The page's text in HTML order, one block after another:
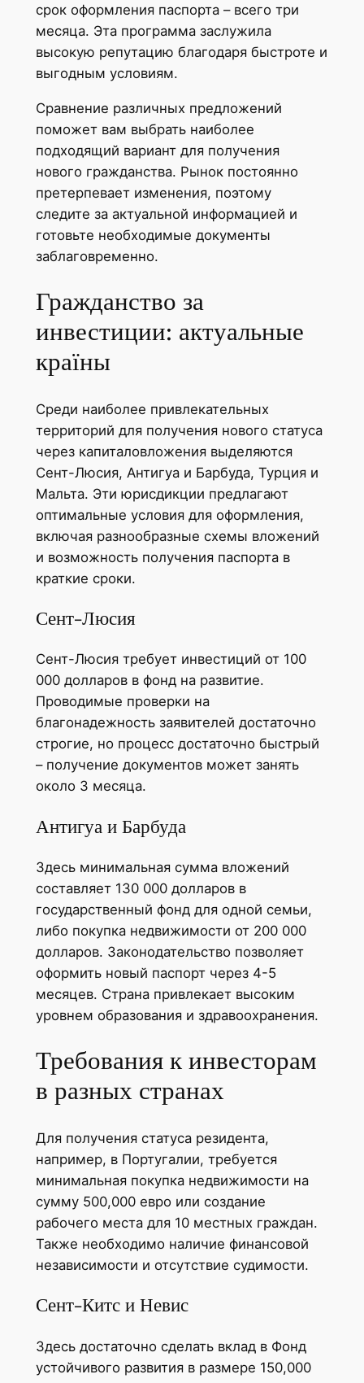
срок оформления паспорта – всего три
месяца. Эта программа заслужила
высокую репутацию благодаря быстроте и
выгодным условиям.
Сравнение различных предложений
поможет вам выбрать наиболее
подходящий вариант для получения
нового гражданства. Рынок постоянно
претерпевает изменения, поэтому
следите за актуальной информацией и
готовьте необходимые документы
заблаговременно.
Гражданство за
инвестиции: актуальные
країны
Среди наиболее привлекательных
территорий для получения нового статуса
через капиталовложения выделяются
Сент-Люсия, Антигуа и Барбуда, Турция и
Мальта. Эти юрисдикции предлагают
оптимальные условия для оформления,
включая разнообразные схемы вложений
и возможность получения паспорта в
краткие сроки.
Сент-Люсия
Сент-Люсия требует инвестиций от 100
000 долларов в фонд на развитие.
Проводимые проверки на
благонадежность заявителей достаточно
строгие, но процесс достаточно быстрый
– получение документов может занять
около 3 месяца.
Антигуа и Барбуда
Здесь минимальная сумма вложений
составляет 130 000 долларов в
государственный фонд для одной семьи,
либо покупка недвижимости от 200 000
долларов. Законодательство позволяет
оформить новый паспорт через 4-5
месяцев. Страна привлекает высоким
уровнем образования и здравоохранения.
Требования к инвесторам
в разных странах
Для получения статуса резидента,
например, в Португалии, требуется
минимальная покупка недвижимости на
сумму 500,000 евро или создание
рабочего места для 10 местных граждан.
Также необходимо наличие финансовой
независимости и отсутствие судимости.
Сент-Китс и Невис
Здесь достаточно сделать вклад в Фонд
устойчивого развития в размере 150,000